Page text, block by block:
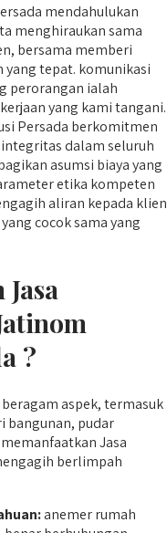
mendahulukan
menghiraukan sama
bersama memberi
yang tepat. komunikasi
perorangan ialah
yang kami tangani.
Persada berkomitmen
dalam seluruh
asumsi biaya yang
etika kompeten
aliran kepada klien
cocok sama yang
?
aspek, termasuk
bangunan, pudar
Jasa
berlimpah
anemer rumah